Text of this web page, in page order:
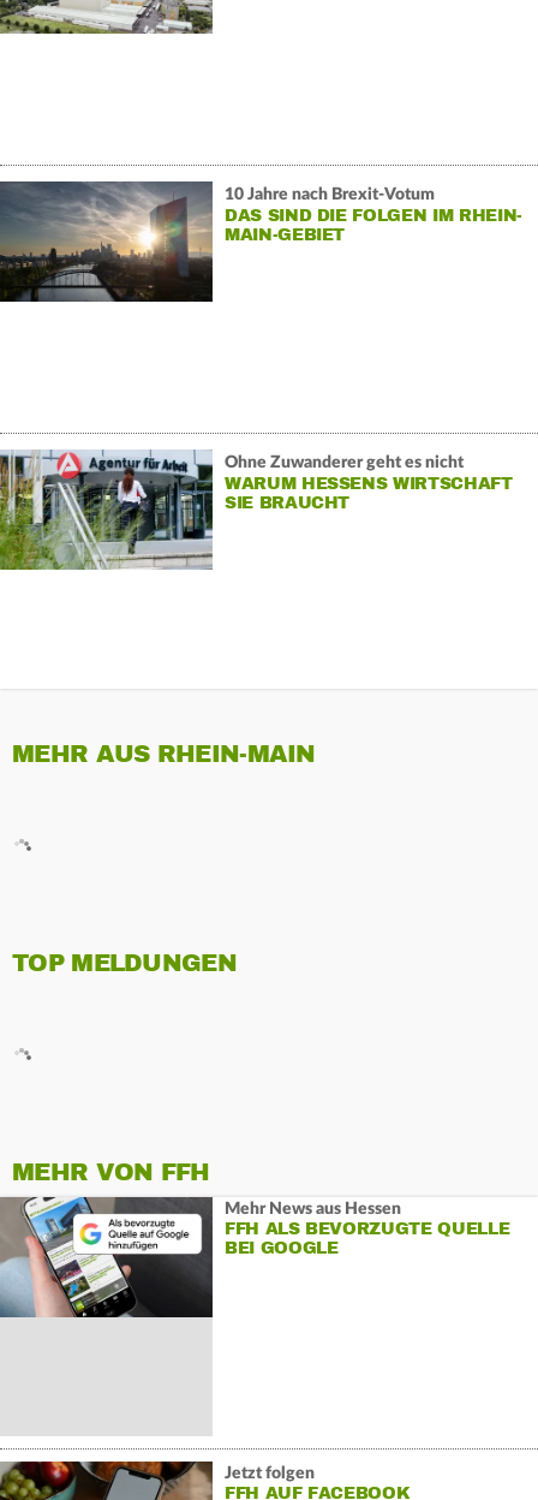
10 Jahre nach Brexit-Votum
DAS SIND DIE FOLGEN IM RHEIN-
MAIN-GEBIET
Ohne Zuwanderer geht es nicht
WARUM HESSENS WIRTSCHAFT
SIE BRAUCHT
MEHR AUS RHEIN-MAIN
TOP MELDUNGEN
MEHR VON FFH
Mehr News aus Hessen
FFH ALS BEVORZUGTE QUELLE
BEI GOOGLE
Jetzt folgen
FFH AUF FACEBOOK